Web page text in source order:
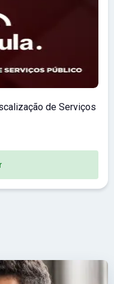
de Serviços